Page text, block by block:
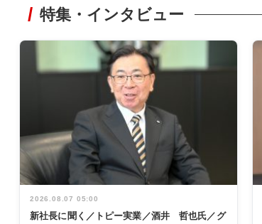
特集・インタビュー
2026.08.07 05:00
新社長に聞く／トピー実業／酒井 哲也氏／グ